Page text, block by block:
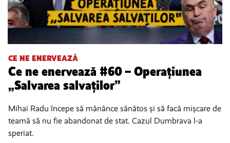
CE NE ENERVEAZĂ
Ce ne enervează #60 – Operațiunea
„Salvarea salvaților”
Mihai Radu începe să mănânce sănătos și să facă mișcare de
teamă să nu fie abandonat de stat. Cazul Dumbrava l-a
speriat.